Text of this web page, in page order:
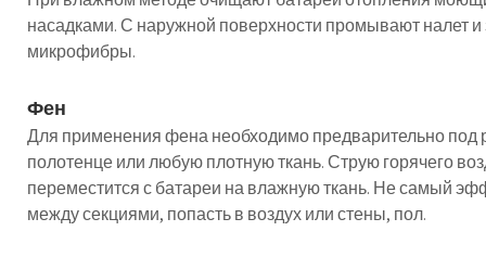
насадками. С наружной поверхности промывают налет и
микрофибры.
Фен
Для применения фена необходимо предварительно под
полотенце или любую плотную ткань. Струю горячего
переместится с батареи на влажную ткань. Не самый
между секциями, попасть в воздух или стены, пол.